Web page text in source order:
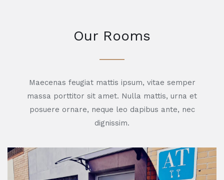
Our Rooms
Maecenas feugiat mattis ipsum, vitae semper
massa porttitor sit amet. Nulla mattis, urna et
posuere ornare, neque leo dapibus ante, nec
dignissim.